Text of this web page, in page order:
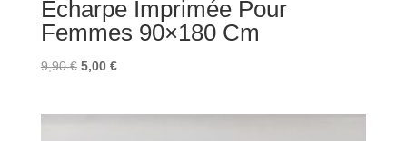
Écharpe Imprimée Pour
Femmes 90×180 Cm
9,90€ Le
5,00 €Le